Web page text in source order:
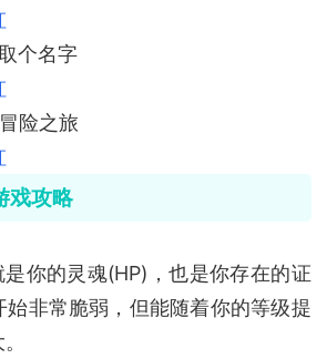
个名字
险之旅
戏攻略
你的灵魂(HP)，也是你存在的证
始非常脆弱，但能随着你的等级提